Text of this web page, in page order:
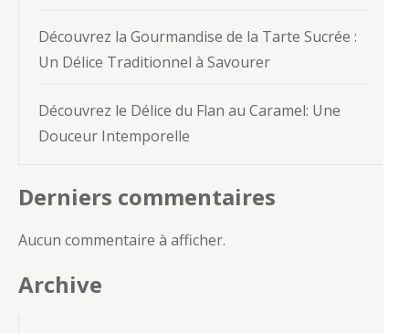
Découvrez la Gourmandise de la Tarte Sucrée :
Un Délice Traditionnel à Savourer
Découvrez le Délice du Flan au Caramel: Une
Douceur Intemporelle
Derniers commentaires
Aucun commentaire à afficher.
Archive